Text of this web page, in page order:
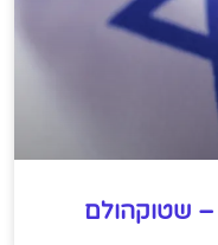
– שטוקהולם